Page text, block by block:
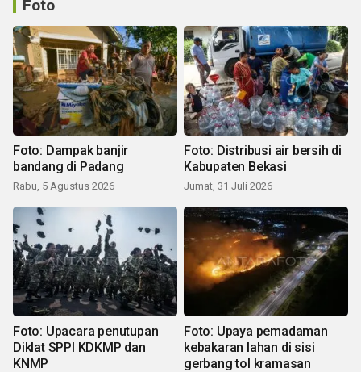
Foto
Foto: Dampak banjir
bandang di Padang
Rabu, 5 Agustus 2026
Foto: Distribusi air bersih di
Kabupaten Bekasi
Jumat, 31 Juli 2026
Foto: Upacara penutupan
Diklat SPPI KDKMP dan
KNMP
Foto: Upaya pemadaman
kebakaran lahan di sisi
gerbang tol kramasan